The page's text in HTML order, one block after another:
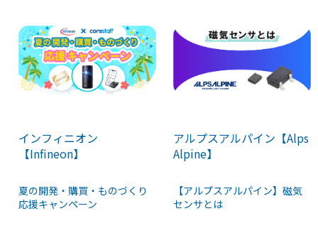
インフィニオン
【Infineon】
夏の開発・購買・ものづくり
応援キャンペーン
アルプスアルパイン【Alps
Alpine】
【アルプスアルパイン】磁気
センサとは